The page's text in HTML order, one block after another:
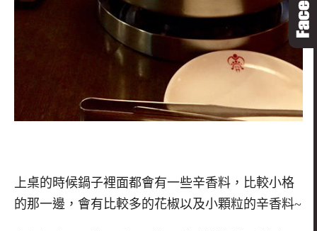
上桌的時候鍋子裡面都會有一些辛香料，比較小格
的那一邊，會有比較多的花椒以及小顆粒的辛香料~